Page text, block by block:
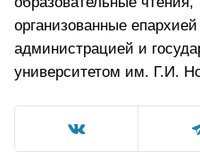
организованные
администрацией и
университетом им. Г.И.